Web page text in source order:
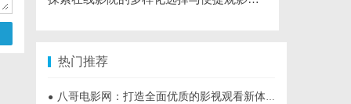
热门推荐
● 八哥电影网：打造全面优质的影视观看新体验